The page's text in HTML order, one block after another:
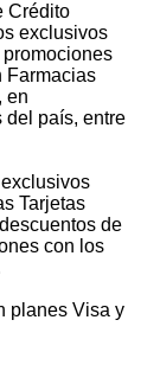
Crédito
exclusivos
Farmacias
en
del país, entre
Tarjetas
de
con los
planes Visa y